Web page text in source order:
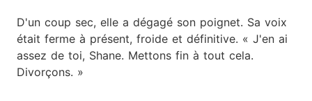
D'un coup sec, elle a dégagé son poignet. Sa voix
était ferme à présent, froide et définitive. « J'en ai
assez de toi, Shane. Mettons fin à tout cela.
Divorçons. »